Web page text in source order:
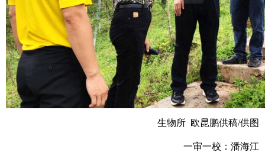
生物所 欧昆鹏供稿/供图
一审一校：潘海江